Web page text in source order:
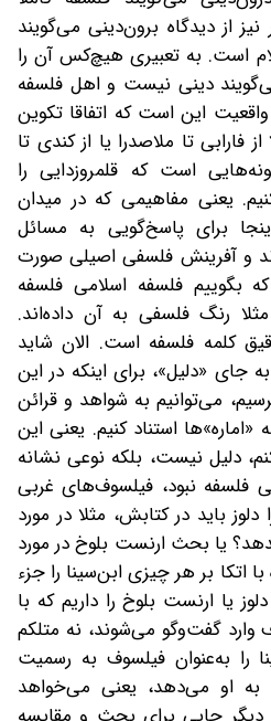
از دیدگاه برون‌دینی می‌گویند
است. به تعبیری هیچ‌کس آن را
دینی نیست و اهل فلسفه
این است که اتفاقا تکوین
فارابی تا ملاصدرا یا از کندی تا
است که قلمروزدایی را
یعنی مفاهیمی که در میدان
برای پاسخ‌گویی به مسائل
و آفرینش فلسفی اصیلی صورت
بگوییم فلسفه اسلامی فلسفه
رنگ فلسفی به آن داده‌اند.
کلمه فلسفه است. الان شاید
جای «دلیل»، برای اینکه در این
می‌توانیم به شواهد و قرائن
«اماره»‌ها استناد کنیم. یعنی این
دلیل نیست، بلکه نوعی نشانه
فلسفه نبود، فیلسوف‌های غربی
باید در کتابش، مثلا در مورد
بدهد؟ یا بحث ارنست بلوخ در مورد
اتکا بر هر چیزی ابن‌‌سینا را جزء
یا ارنست بلوخ را داریم که با
وارد گفت‌وگو می‌شوند، نه متلکم
را به‌عنوان فیلسوف به رسمیت
او می‌دهد، یعنی می‌خواهد